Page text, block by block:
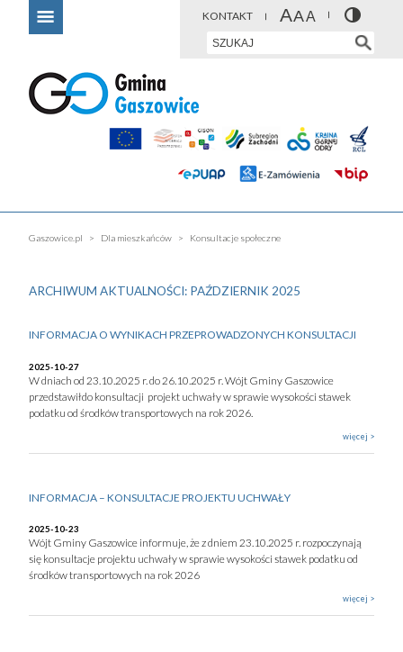
KONTAKT
Gaszowice.pl Dla mieszkańców Konsultacje społeczne
ARCHIWUM AKTUALNOŚCI: PAŹDZIERNIK 2025
INFORMACJA O WYNIKACH PRZEPROWADZONYCH KONSULTACJI
2025-10-27
W dniach od 23.10.2025 r. do 26.10.2025 r. Wójt Gminy Gaszowice
przedstawiłdo konsultacji projekt uchwały w sprawie wysokości stawek
podatku od środków transportowych na rok 2026.
więcej >
INFORMACJA – KONSULTACJE PROJEKTU UCHWAŁY
2025-10-23
Wójt Gminy Gaszowice informuje, że z dniem 23.10.2025 r. rozpoczynają
się konsultacje projektu uchwały w sprawie wysokości stawek podatku od
środków transportowych na rok 2026
więcej >